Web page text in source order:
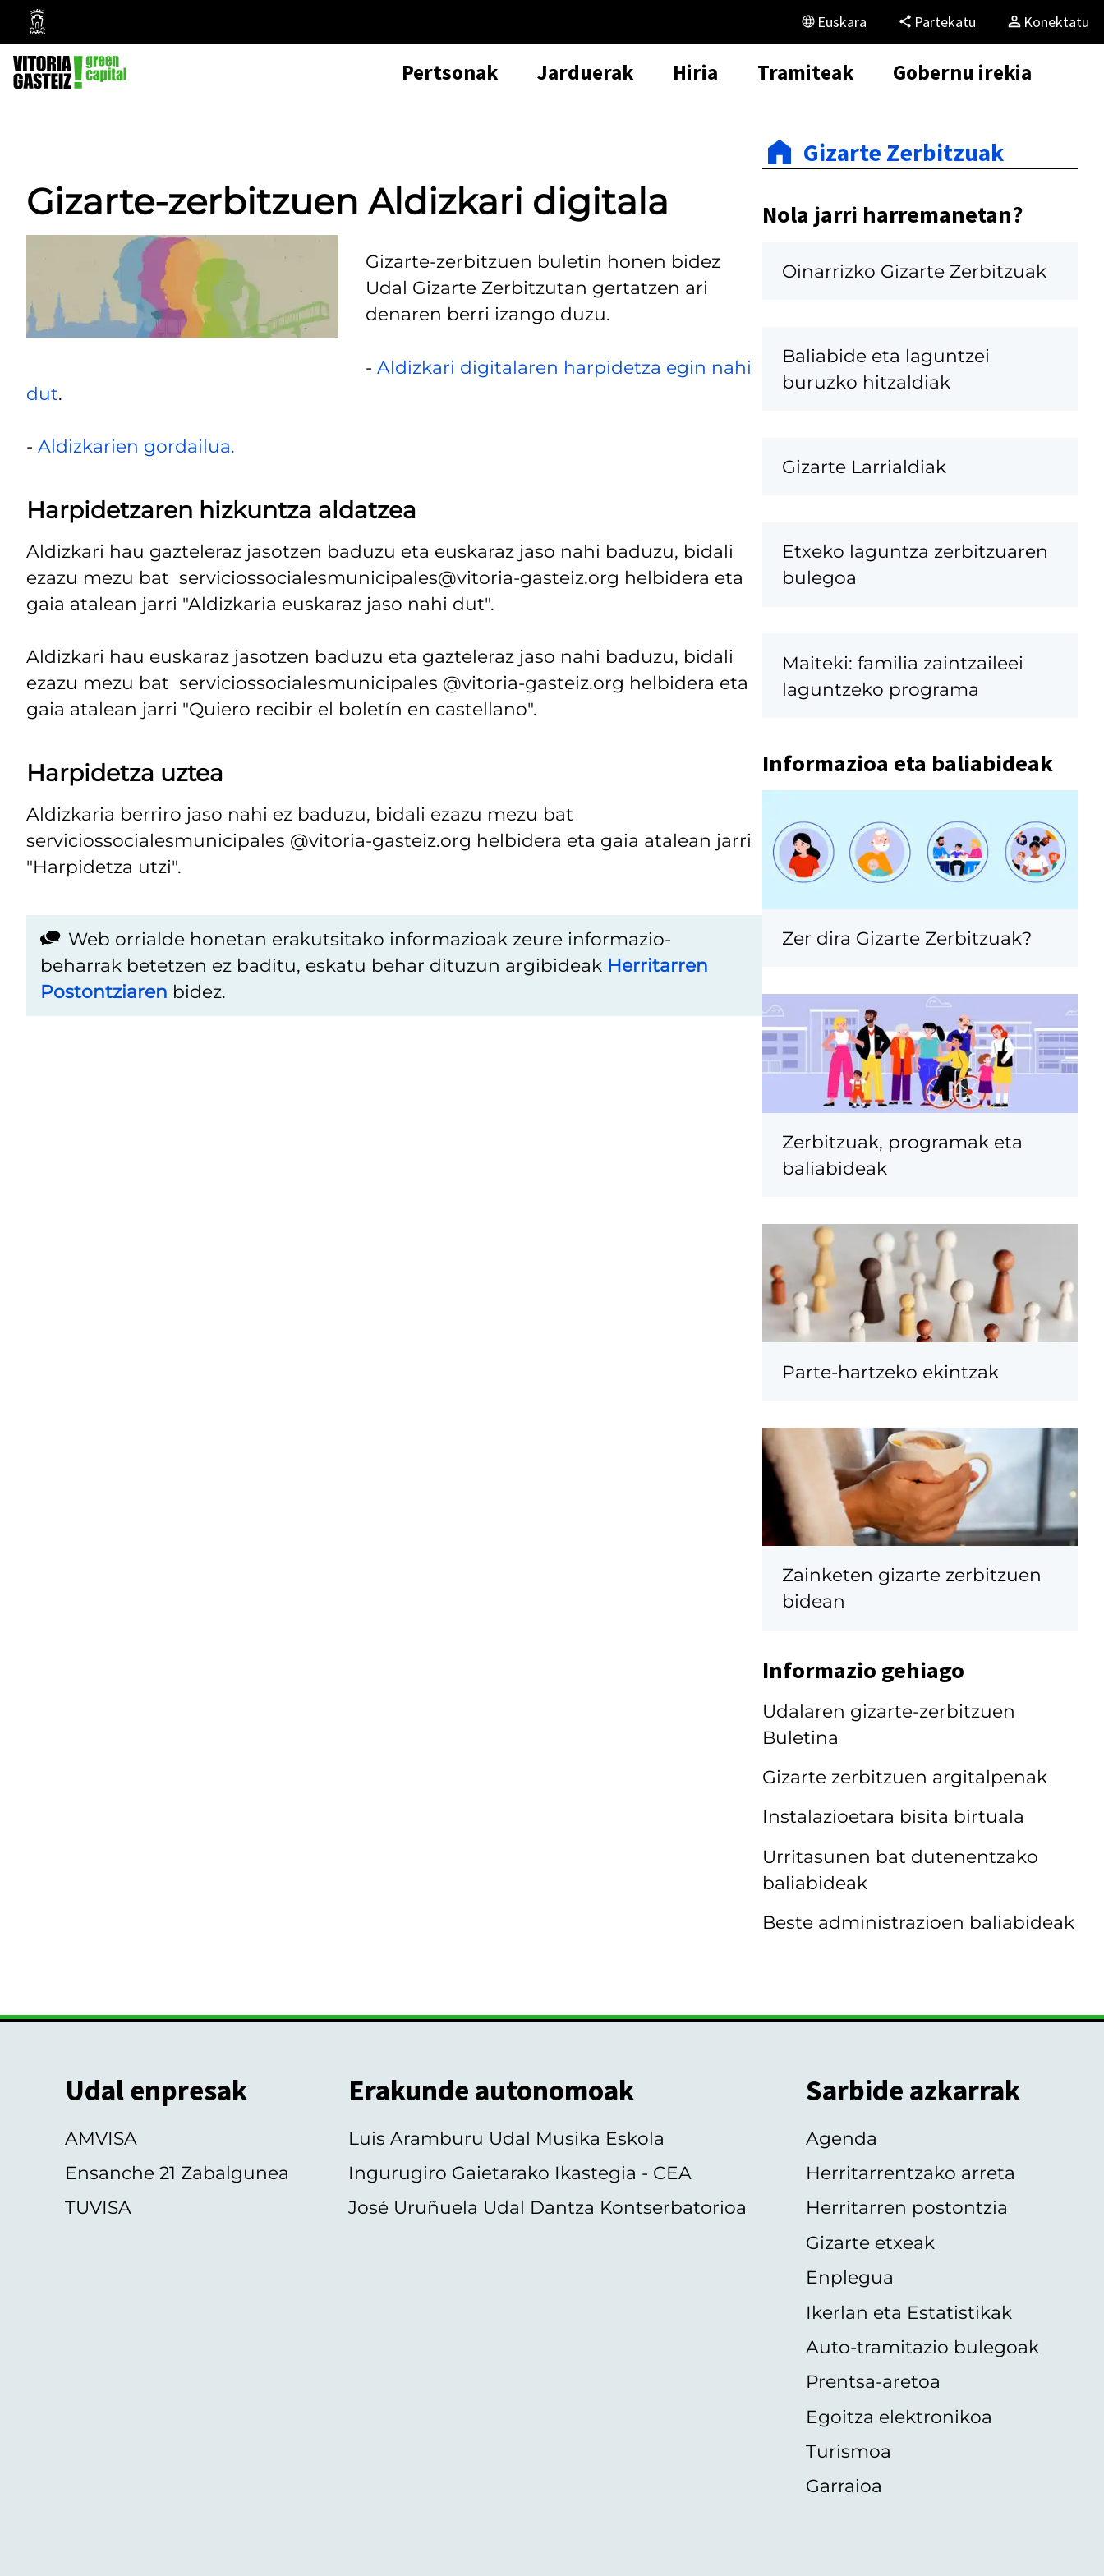
Vitoria-
Gasteizko
Udala
Euskara Partekatu Konektatu
Pertsonak Jarduerak Hiria Tramiteak Gobernu irekia
Gizarte-zerbitzuen Aldizkari digitala
Gizarte-zerbitzuen buletin honen bidez
Udal Gizarte Zerbitzutan gertatzen ari
denaren berri izango duzu.
- Aldizkari digitalaren harpidetza egin nahi
dut.
- Aldizkarien gordailua.
Harpidetzaren hizkuntza aldatzea
Aldizkari hau gazteleraz jasotzen baduzu eta euskaraz jaso nahi baduzu, bidali
ezazu mezu bat serviciossocialesmunicipales@vitoria-gasteiz.org helbidera eta
gaia atalean jarri "Aldizkaria euskaraz jaso nahi dut".
Aldizkari hau euskaraz jasotzen baduzu eta gazteleraz jaso nahi baduzu, bidali
ezazu mezu bat serviciossocialesmunicipales @vitoria-gasteiz.org helbidera eta
gaia atalean jarri "Quiero recibir el boletín en castellano".
Harpidetza uztea
Aldizkaria berriro jaso nahi ez baduzu, bidali ezazu mezu bat
serviciossocialesmunicipales @vitoria-gasteiz.org helbidera eta gaia atalean jarri
"Harpidetza utzi".
Web orrialde honetan erakutsitako informazioak zeure informazio-
beharrak betetzen ez baditu, eskatu behar dituzun argibideak Herritarren
Postontziaren bidez.
Gizarte Zerbitzuak
Nola jarri harremanetan?
Oinarrizko Gizarte Zerbitzuak
Baliabide eta laguntzei
buruzko hitzaldiak
Gizarte Larrialdiak
Etxeko laguntza zerbitzuaren
bulegoa
Maiteki: familia zaintzaileei
laguntzeko programa
Informazioa eta baliabideak
Zer dira Gizarte Zerbitzuak?
Zerbitzuak, programak eta
baliabideak
Parte-hartzeko ekintzak
Zainketen gizarte zerbitzuen
bidean
Informazio gehiago
Udalaren gizarte-zerbitzuen
Buletina
Gizarte zerbitzuen argitalpenak
Instalazioetara bisita birtuala
Urritasunen bat dutenentzako
baliabideak
Beste administrazioen baliabideak
Udal enpresak
AMVISA
Ensanche 21 Zabalgunea
TUVISA
Erakunde autonomoak
Luis Aramburu Udal Musika Eskola
Ingurugiro Gaietarako Ikastegia - CEA
José Uruñuela Udal Dantza Kontserbatorioa
Sarbide azkarrak
Agenda
Herritarrentzako arreta
Herritarren postontzia
Gizarte etxeak
Enplegua
Ikerlan eta Estatistikak
Auto-tramitazio bulegoak
Prentsa-aretoa
Egoitza elektronikoa
Turismoa
Garraioa